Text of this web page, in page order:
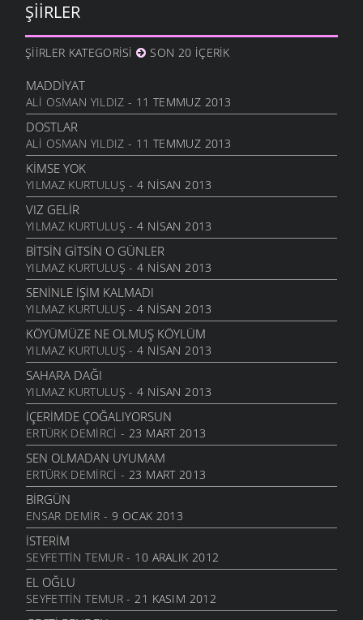
DURDUM
10 ARALIK 2011
ANAM
HESLER
27 KASIM 2011
BILEMEDIM
24 KASIM 2011
VARDIR
5 KASIM 2011
TOPRAKTIR
5 KASIM 2011
BITTI ÖĞRETMENIM
22 AĞUSTOS 2011
GENÇIYAN
15 AĞUSTOS 2011
ALDIRMA GÜLÜM
13 AĞUSTOS 2011
BENDE VARIM
24 TEMMUZ 2011
SARI KIZ
16 TEMMUZ 2011
GELIN CANLAR
3 TEMMUZ 2011
ARTVINIM II
29 HAZIRAN 2011
İNANMIŞTIN
26 HAZIRAN 2011
MANILER
10 HAZIRAN 2011
ŞIIRLER
ŞIIRLER KATEGORISI SON 20 İÇERIK
MADDIYAT
ALI OSMAN YILDIZ - 11 TEMMUZ 2013
DOSTLAR
ALI OSMAN YILDIZ - 11 TEMMUZ 2013
KIMSE YOK
YILMAZ KURTULUŞ - 4 NISAN 2013
VIZ GELIR
YILMAZ KURTULUŞ - 4 NISAN 2013
BITSIN GITSIN O GÜNLER
YILMAZ KURTULUŞ - 4 NISAN 2013
SENINLE İŞIM KALMADI
YILMAZ KURTULUŞ - 4 NISAN 2013
KÖYÜMÜZE NE OLMUŞ KÖYLÜM
YILMAZ KURTULUŞ - 4 NISAN 2013
SAHARA DAĞI
YILMAZ KURTULUŞ - 4 NISAN 2013
İÇERIMDE ÇOĞALIYORSUN
ERTÜRK DEMIRCI - 23 MART 2013
SEN OLMADAN UYUMAM
ERTÜRK DEMIRCI - 23 MART 2013
BIRGÜN
ENSAR DEMIR - 9 OCAK 2013
İSTERIM
SEYFETTIN TEMUR- 10 ARALIK 2012
EL OĞLU
SEYFETTIN TEMUR- 21 KASIM 2012